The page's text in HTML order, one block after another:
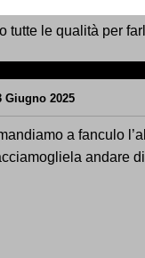
tutte le qualità per
Giugno 2025
a fanculo
andare